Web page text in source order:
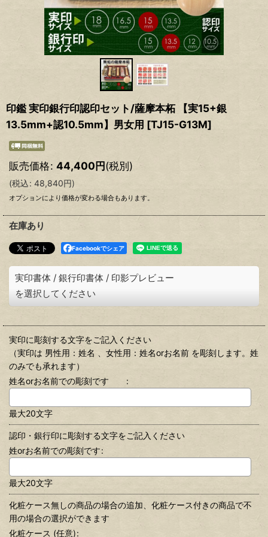
印鑑 実印銀行印認印セット/薩摩本柘 【実15+銀
13.5mm+認10.5mm】男女用 [TJ15-G13M]
販売価格: 44,400円(税別)
(税込: 48,840円)
オプションにより価格が変わる場合もあります。
在庫あり
Facebookでシェア
実印書体 / 銀行印書体 / 印影プレビュー
を選択してください
実印に彫刻する文字をご記入ください
（実印は 男性用：姓名 、女性用：姓名orお名前 を彫刻します。姓
のみでも承れます）
姓名orお名前での彫刻です
:
最大20文字
認印・銀行印に彫刻する文字をご記入ください
姓orお名前での彫刻です:
最大20文字
化粧ケース無しの商品の場合の追加、化粧ケース付きの商品で不
用の場合の選択ができます
化粧ケース (任意):